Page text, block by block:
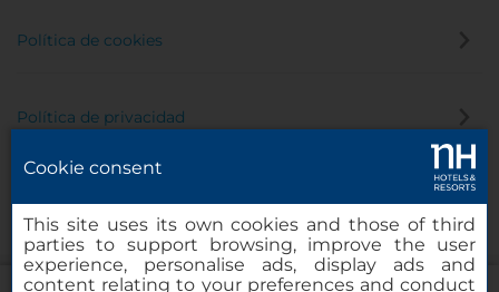
Política de cookies
Política de privacidad
Cookie consent
This site uses its own cookies and those of third
parties to support browsing, improve the user
experience, personalise ads, display ads and
content relating to your preferences and conduct